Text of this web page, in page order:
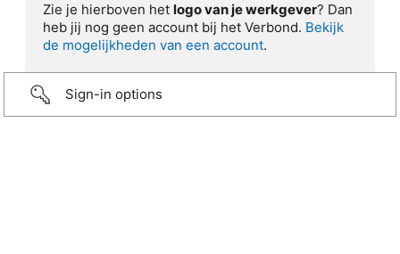
Zie je hierboven het logo van je werkgever? Dan
heb jij nog geen account bij het Verbond. Bekijk
de mogelijkheden van een account.
Sign-in options